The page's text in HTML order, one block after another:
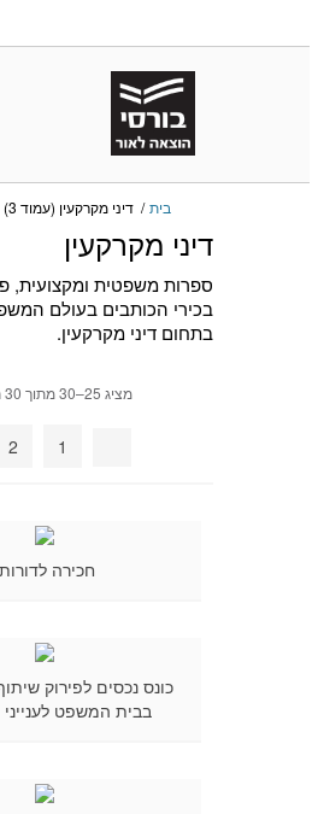
דיני מקרקעין (עמוד 3)
דיני מקרקעין
ספרות משפטית ומקצועית, פרי
בכירי הכותבים בעולם המשפט,
בתחום דיני מקרקעין.
2
3
חכירה לדורות
כונס נכסים לפירוק שיתוף
בבית המשפט לענייני